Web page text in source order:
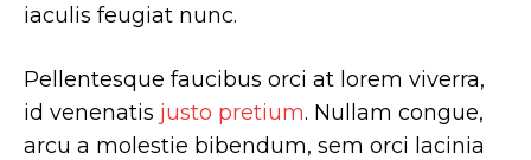
iaculis feugiat nunc.
Pellentesque faucibus orci at lorem viverra,
id venenatis justo pretium. Nullam congue,
arcu a molestie bibendum, sem orci lacinia